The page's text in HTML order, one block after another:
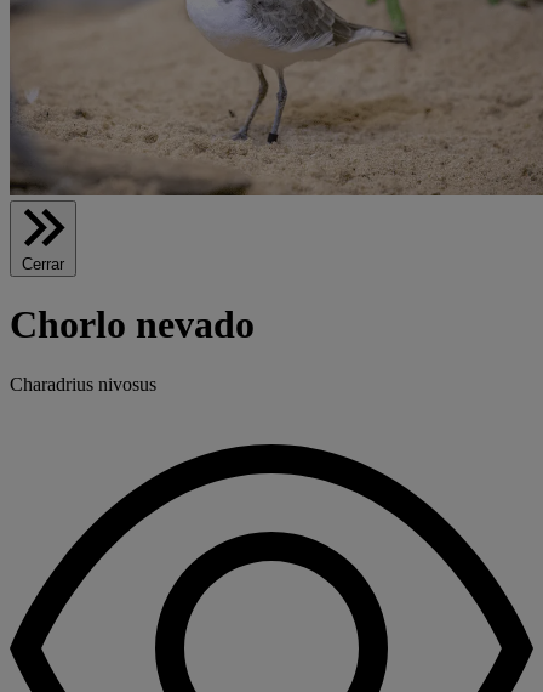
Cerrar
Chorlo nevado
Charadrius nivosus